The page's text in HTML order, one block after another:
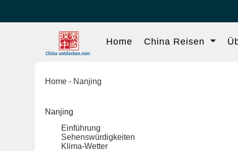
Home China Reisen
Home - Nanjing
Nanjing
Einführung
Sehenswürdigkeiten
Klima-Wetter